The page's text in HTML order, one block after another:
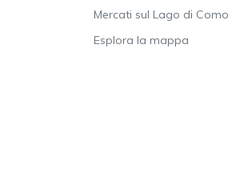
Mercati sul Lago di Como
Esplora la mappa